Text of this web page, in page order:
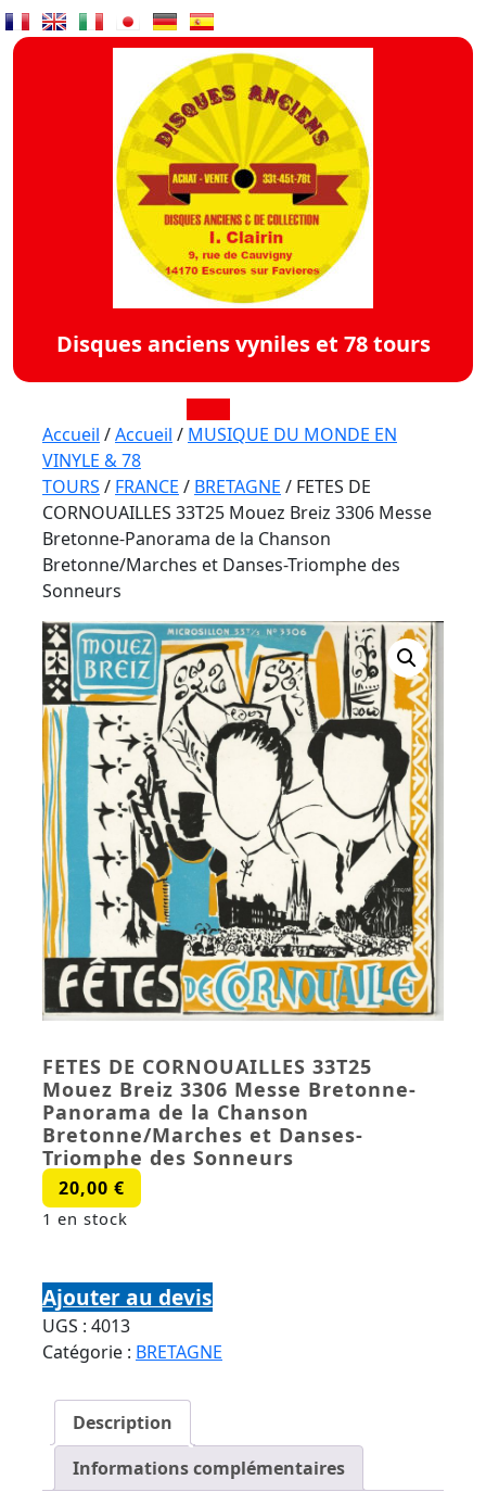
Skip
to
Disques anciens vyniles et 78 tours
Open
Button
Accueil /Accueil / MUSIQUE DU MONDE EN
VINYLE & 78
TOURS / FRANCE / BRETAGNE / FETES DE
CORNOUAILLES 33T25 Mouez Breiz 3306 Messe
Bretonne-Panorama de la Chanson
Bretonne/Marches et Danses-Triomphe des
Sonneurs
FETES DE CORNOUAILLES 33T25
Mouez Breiz 3306 Messe Bretonne-
Panorama de la Chanson
Bretonne/Marches et Danses-
Triomphe des Sonneurs
20,00 €
1 en stock
Mouez Breiz 3306 Messe Bretonne-Panorama de
la Chanson Bretonne/Marches et Danses-
Triomphe des Sonneurs
Ajouter au devis
UGS : 4013
Catégorie : BRETAGNE
Description
Informations complémentaires